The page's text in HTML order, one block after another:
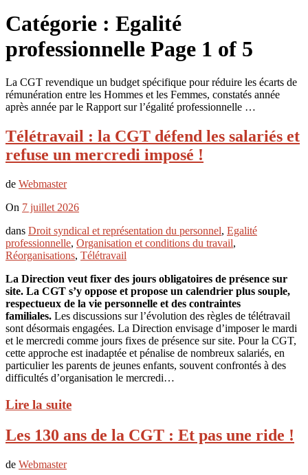
Catégorie : Egalité
professionnelle Page 1 of 5
La CGT revendique un budget spécifique pour réduire les écarts de
rémunération entre les Hommes et les Femmes, constatés année
après année par le Rapport sur l’égalité professionnelle …
Télétravail : la CGT défend les salariés et
refuse un mercredi imposé !
de Webmaster
On 7 juillet 2026
dans Droit syndical et représentation du personnel, Egalité
professionnelle, Organisation et conditions du travail,
Réorganisations, Télétravail
La Direction veut fixer des jours obligatoires de présence sur
site. La CGT s’y oppose et propose un calendrier plus souple,
respectueux de la vie personnelle et des contraintes
familiales. Les discussions sur l’évolution des règles de télétravail
sont désormais engagées. La Direction envisage d’imposer le mardi
et le mercredi comme jours fixes de présence sur site. Pour la CGT,
cette approche est inadaptée et pénalise de nombreux salariés, en
particulier les parents de jeunes enfants, souvent confrontés à des
difficultés d’organisation le mercredi…
Lire la suite
Les 130 ans de la CGT : Et pas une ride !
de Webmaster